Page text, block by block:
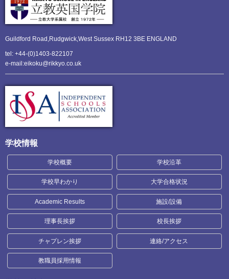
Guildford Road,Rudgwick,West Sussex RH12 3BE ENGLAND
tel: +44-(0)1403-822107
e-mail:eikoku@rikkyo.co.uk
学校情報
学校概要 学校沿革
学校早わかり 大学合格状況
Academic Results 施設/設備
理事長挨拶 校長挨拶
チャプレン挨拶 連絡/アクセス
教職員採用情報